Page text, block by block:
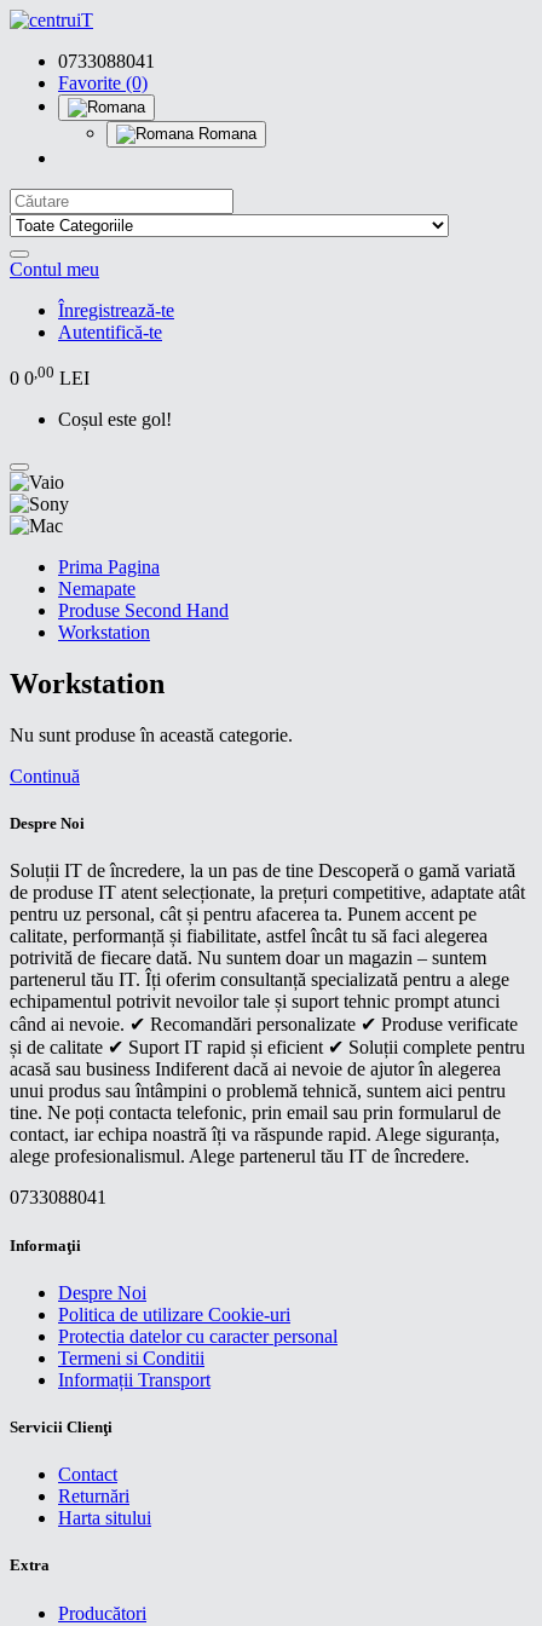
0733088041
Favorite (0)
Romana
Contul meu
Înregistrează-te
Autentifică-te
0 0,00 LEI
Coșul este gol!
Prima Pagina
Nemapate
Produse Second Hand
Workstation
Workstation
Nu sunt produse în această categorie.
Continuă
Despre Noi
Soluții IT de încredere, la un pas de tine Descoperă o gamă variată
de produse IT atent selecționate, la prețuri competitive, adaptate atât
pentru uz personal, cât și pentru afacerea ta. Punem accent pe
calitate, performanță și fiabilitate, astfel încât tu să faci alegerea
potrivită de fiecare dată. Nu suntem doar un magazin – suntem
partenerul tău IT. Îți oferim consultanță specializată pentru a alege
echipamentul potrivit nevoilor tale și suport tehnic prompt atunci
când ai nevoie. ✔ Recomandări personalizate ✔ Produse verificate
și de calitate ✔ Suport IT rapid și eficient ✔ Soluții complete pentru
acasă sau business Indiferent dacă ai nevoie de ajutor în alegerea
unui produs sau întâmpini o problemă tehnică, suntem aici pentru
tine. Ne poți contacta telefonic, prin email sau prin formularul de
contact, iar echipa noastră îți va răspunde rapid. Alege siguranța,
alege profesionalismul. Alege partenerul tău IT de încredere.
0733088041
Informaţii
Despre Noi
Politica de utilizare Cookie-uri
Protectia datelor cu caracter personal
Termeni si Conditii
Informații Transport
Servicii Clienţi
Contact
Returnări
Harta sitului
Extra
Producători